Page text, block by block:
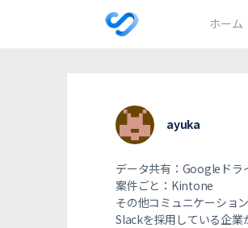
ホーム
ayuka
データ共有：Googleドラ
案件ごと：Kintone
その他コミュニケーショ
Slackを採用している企